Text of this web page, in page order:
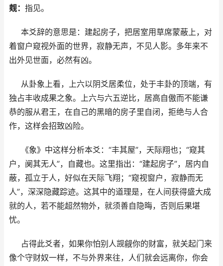
觌： 指见。
本爻辞的意思是：建起房子，把居室用草席蒙蔽上，对
着窗户窥视外面的世界，寂静无声，不见人影。多年来不
出外见世面，必然有凶。
从卦象上看，上六以阴爻居柔位，处于丰卦的顶端，有
独占丰收成果之象。上六与六五逆比，居高自傲而不能谦
恭的服从君王，在自己的黑暗的房子里自闭，拒绝与人合
作，这样会招致凶险。
《象》中这样分析本爻：“丰其屋”，天际翔也；“窥其
户，阒其无人”，自藏也。这里指出：“建起房子”，居内自
蔽，孤立于人，好似在天际飞翔；“窥视窗户，寂静而无
人”，深深隐藏踪迹。这其中的道理是，在人间获得盛大成
就的人，若不能超然物外，就须善自隐晦，否则后果堪
忧。
占得此爻者，如果你怕别人觊觎你的财富，就关起门来
像个守财奴一样，不与外界来往，人们就会远离你，你会